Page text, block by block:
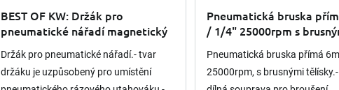
BEST OF KW: Držák pro
pneumatické nářadí magnetický
Držák pro pneumatické nářadí.- tvar
držáku je uzpůsobený pro umístění
Pneumatická bruska
/ 1/4" 25000rpm s
Pneumatická bruska přímá
25000rpm, s brusnými